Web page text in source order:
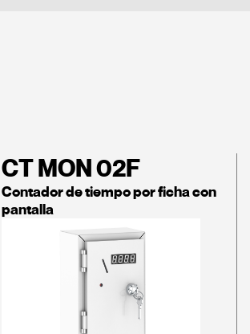
CT MON 02F
Contador de tiempo por ficha con
pantalla